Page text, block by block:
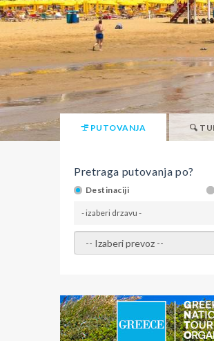
PUTOVANJA
Pretraga putovanja po?
Destinaciji
- izaberi drzavu -
- izaberi prevoz -